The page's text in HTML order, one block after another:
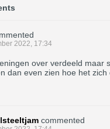
2022, 17:34
over verdeeld maar
dan even zien hoe het
commented